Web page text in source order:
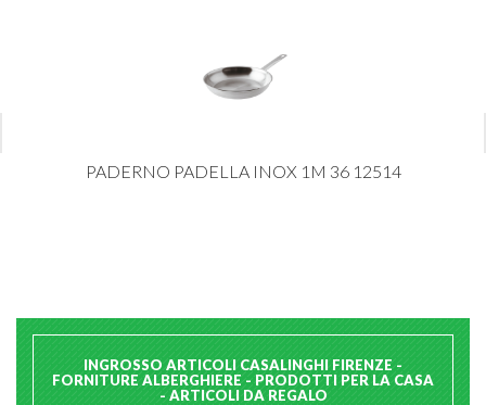
PADERNO PADELLA INOX 1M 36 12514
INGROSSO ARTICOLI CASALINGHI FIRENZE -
FORNITURE ALBERGHIERE - PRODOTTI PER LA CASA
- ARTICOLI DA REGALO